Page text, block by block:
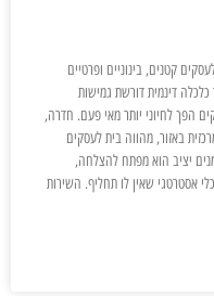
קטנים, בינוניים ופרטיים
דינמית דורשת גמישות
הפך לחיוני יותר מאי פעם. חדרה,
באזור, מהווה בית לעסקים
יציב הוא מפתח להצלחה,
אסטרטגי שאין לו תחליף. השירות